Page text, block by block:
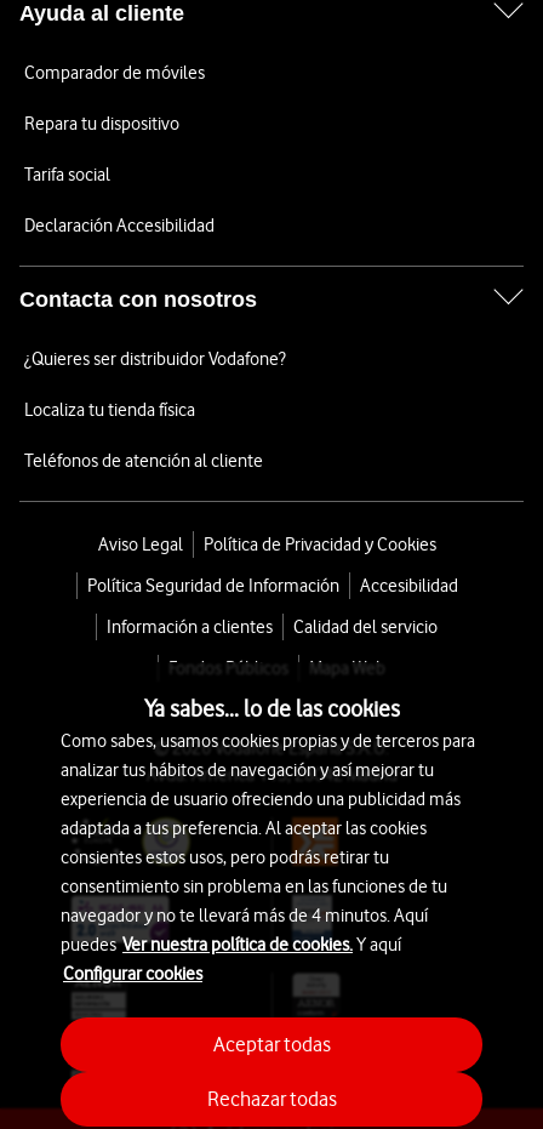
Ayuda al cliente
Comparador de móviles
Repara tu dispositivo
Tarifa social
Declaración Accesibilidad
Contacta con nosotros
¿Quieres ser distribuidor Vodafone?
Localiza tu tienda física
Teléfonos de atención al cliente
Aviso Legal
Política de Privacidad y Cookies
Política Seguridad de Información
Accesibilidad
Información a clientes
Calidad del servicio
Fondos Públicos
Mapa Web
© 2026 Vodafone España S.A.U.
Avda. América 115, 28042 Madrid
Ya sabes... lo de las cookies
Como sabes, usamos cookies propias y de terceros para
analizar tus hábitos de navegación y así mejorar tu
experiencia de usuario ofreciendo una publicidad más
adaptada a tus preferencia. Al aceptar las cookies
consientes estos usos, pero podrás retirar tu
consentimiento sin problema en las funciones de tu
navegador y no te llevará más de 4 minutos. Aquí
puedesVer nuestra política de cookies.Y aquí
Configurar cookies
Rechazar todas
Aceptar todas